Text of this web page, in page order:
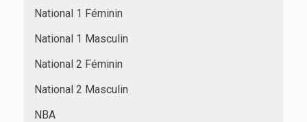
National 1 Féminin
National 1 Masculin
National 2 Féminin
National 2 Masculin
NBA